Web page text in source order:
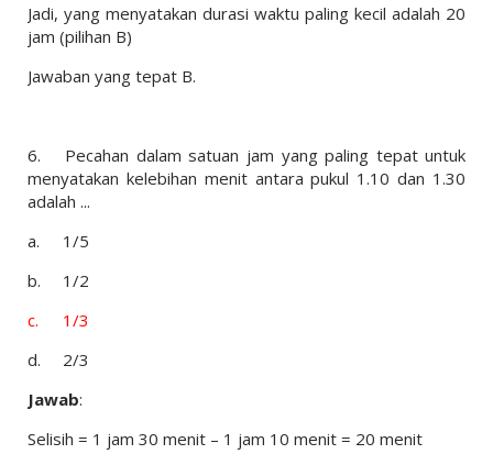
Jadi, yang menyatakan durasi waktu paling kecil adalah 20
jam (pilihan B)
Jawaban yang tepat B.
6.
Pecahan dalam satuan jam yang paling tepat untuk
menyatakan kelebihan menit antara pukul 1.10 dan 1.30
adalah ...
a.
1/5
b.
1/2
c.
1/3
d.
2/3
Jawab:
Selisih = 1 jam 30 menit – 1 jam 10 menit = 20 menit